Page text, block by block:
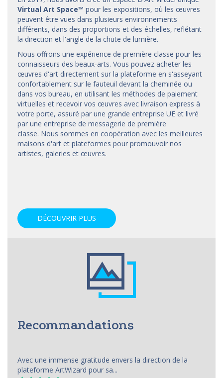
Virtual Art Space™ pour les expositions, où les œuvres
peuvent être vues dans plusieurs environnements
différents, dans des proportions et des échelles, reflétant
la direction et l'angle de la chute de lumière.
Nous offrons une expérience de première classe pour les
connaisseurs des beaux-arts. Vous pouvez acheter les
œuvres d'art directement sur la plateforme en s'asseyant
confortablement sur le fauteuil devant la cheminée ou
dans vos bureau, en utilisant les méthodes de paiement
virtuelles et recevoir vos œuvres avec livraison express à
votre porte, assuré par une grande entreprise UE et livré
par une entreprise de messagerie de première
classe. Nous sommes en coopération avec les meilleures
maisons d'art et plateformes pour promouvoir nos
artistes, galeries et œuvres.
DÉCOUVRIR PLUS
Recommandations
Avec une immense gratitude envers la direction de la
plateforme ArtWizard pour sa...